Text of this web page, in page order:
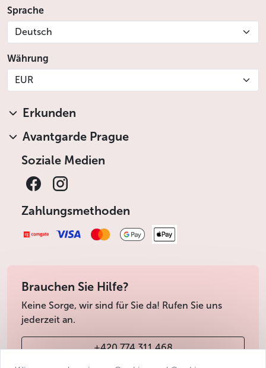
Sprache
Deutsch
Währung
EUR
Erkunden
Avantgarde Prague
Soziale Medien
Zahlungsmethoden
Brauchen Sie Hilfe?
Keine Sorge, wir sind für Sie da! Rufen Sie uns
jederzeit an.
+420 774 311 468